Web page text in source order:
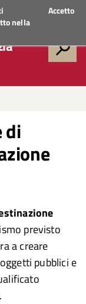
nella
Accetto
di
previsto
a creare
pubblici e